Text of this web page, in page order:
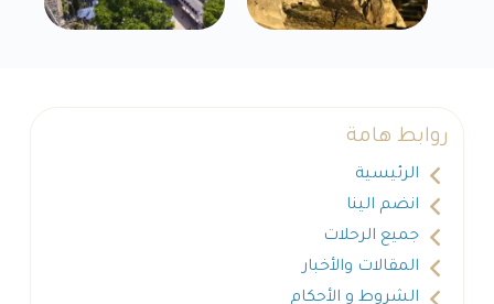
روابط هامة
الرئيسية
انضم الينا
جميع الرحلات
المقالات والأخبار
الشروط و الأحكام